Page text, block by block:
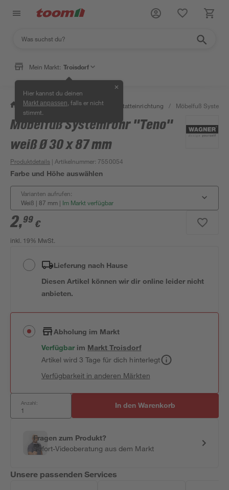
Mein Markt: Troisdorf
Hier kannst du deinen
Markt anpassen , falls er nicht
stimmt.
✕
/ Werkstatt & Maschinen / Werkstatteinrichtung / Möbelfuß
Möbelfuß Systemrohr "Teno"
weiß Ø 30 x 87 mm
Produktdetails | Artikelnummer: 7550054
Farbe und Höhe auswählen
Varianten aufrufen:
Weiß | 87 mm | Im Markt verfügbar
2,99 €
inkl. 19% MwSt.
Lieferung nach Hause
Diesen Artikel können wir dir online leider nicht
anbieten.
Abholung im Markt
Verfügbar im MarktTroisdorf
Artikel wird 3 Tage für dich hinterlegt
Verfügbarkeit in anderen Märkten
Anzahl: In den Warenkorb
Fragen zum Produkt?
Sofort-Videoberatung aus dem Markt
Unsere passenden Services